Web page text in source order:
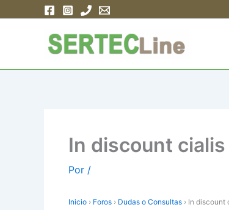
In discount
Por /
Inicio › Foros › Dudas o Consultas › In discount